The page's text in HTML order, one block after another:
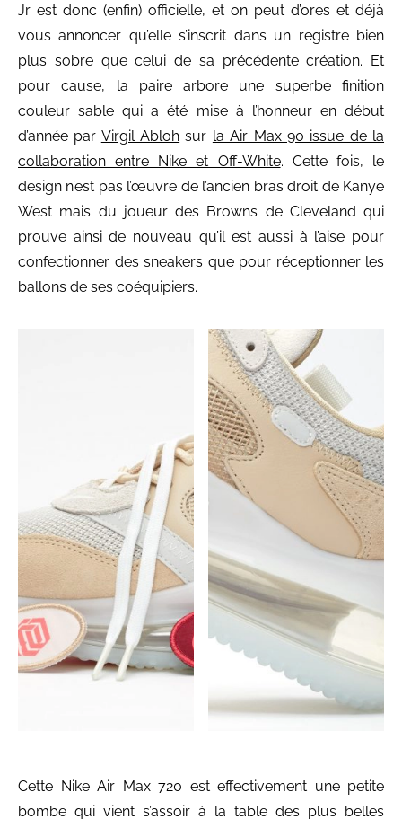
Jr est donc (enfin) officielle, et on peut d’ores et déjà
vous annoncer qu’elle s’inscrit dans un registre bien
plus sobre que celui de sa précédente création. Et
pour cause, la paire arbore une superbe finition
couleur sable qui a été mise à l’honneur en début
d’année par Virgil Abloh sur la Air Max 90 issue de la
collaboration entre Nike et Off-White. Cette fois, le
design n’est pas l’œuvre de l’ancien bras droit de Kanye
West mais du joueur des Browns de Cleveland qui
prouve ainsi de nouveau qu’il est aussi à l’aise pour
confectionner des sneakers que pour réceptionner les
ballons de ses coéquipiers.
Cette Nike Air Max 720 est effectivement une petite
bombe qui vient s’assoir à la table des plus belles